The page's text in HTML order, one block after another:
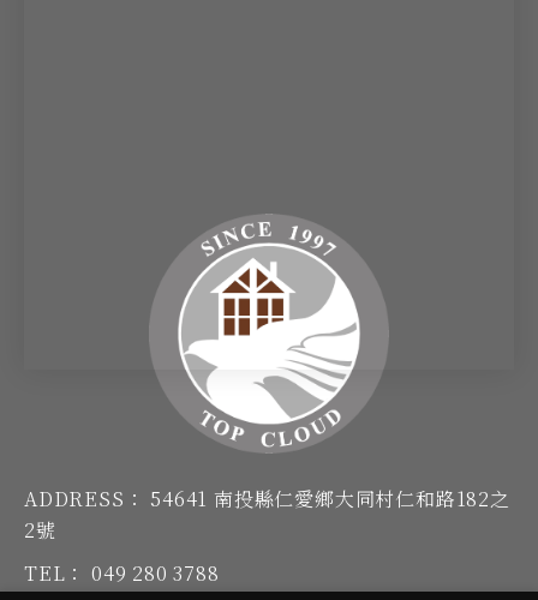
ADDRESS： 54641 南投縣仁愛鄉大同村仁和路182之
2號
TEL： 049 280 3788